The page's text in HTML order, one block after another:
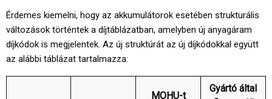
Érdemes kiemelni, hogy az akkumulátorok esetében strukturális
változások történtek a díjtáblázatban, amelyben új anyagáram
díjkódok is megjelentek. Az új struktúrát az új díjkódokkal együtt
az alábbi táblázat tartalmazza:
MOHU-t
Gyártó által